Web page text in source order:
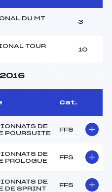
DU MT
3
TOUR
10
Cat.
DE
POURSUITE
FFS
DE
PROLOGUE
FFS
DE
DE SPRINT
FFS